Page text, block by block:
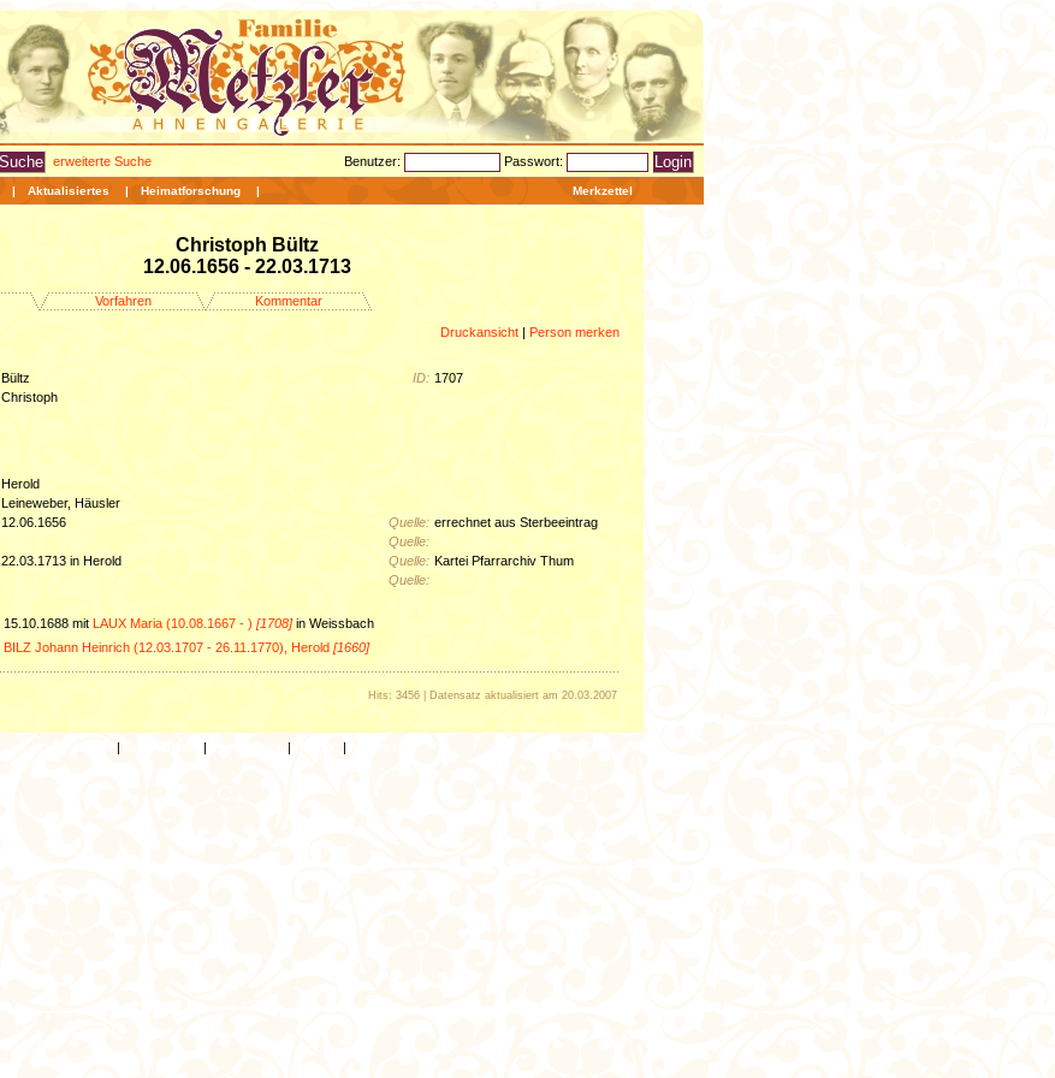
erweiterte Suche Benutzer: Passwort:
| Aktualisiertes | Heimatforschung | Merkzettel
Christoph Bültz
12.06.1656 - 22.03.1713
Vorfahren Kommentar
Druckansicht | Person merken
Bültz ID: 1707
Christoph
Herold
Leineweber, Häusler
12.06.1656 Quelle: errechnet aus Sterbeeintrag
Quelle:
22.03.1713 in Herold Quelle: Kartei Pfarrarchiv Thum
Quelle:
15.10.1688 mit LAUX Maria (10.08.1667 - ) [1708]in Weissbach
BILZ Johann Heinrich (12.03.1707 - 26.11.1770), Herold [1660]
Hits: 3456 | Datensatz aktualisiert am 20.03.2007
| | | |